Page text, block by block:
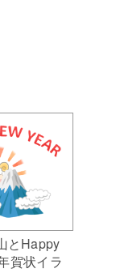
とHappy
賀状イラ